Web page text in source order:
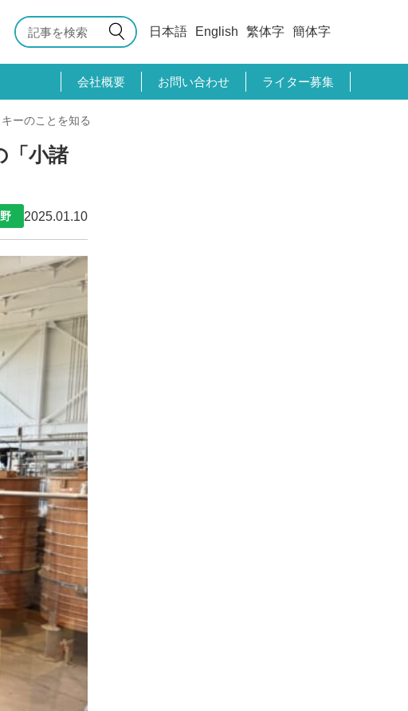
日本語 English 繁体字 簡体字
会社概要 お問い合わせ ライター募集
ーのことを知る
「小諸
2025.01.10